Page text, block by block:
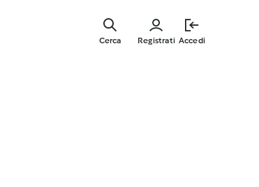
Registrati Accedi
Cerca